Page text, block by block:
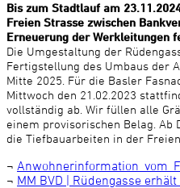
Bis zum Stadtlauf am
Freien Strasse zwischen
Erneuerung der Werkleitungen
Die Umgestaltung der
Fertigstellung des Umbaus der
Mitte 2025. Für die Basler
Mittwoch den 21.02.2023
vollständig ab. Wir füllen alle
einem provisorischen Belag. Ab
die Tiefbauarbeiten in der
¬
¬ MM BVD | Rüdengasse